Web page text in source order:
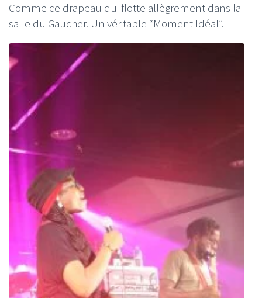
Comme ce drapeau qui flotte allègrement dans la
salle du Gaucher. Un véritable “Moment Idéal”.